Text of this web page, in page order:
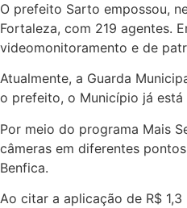
O prefeito Sarto empossou,
Fortaleza, com 219 agentes.
videomonitoramento e de
Atualmente, a Guarda
o prefeito, o Município já
Por meio do programa Mais
câmeras em diferentes
Benfica.
Ao citar a aplicação de R$